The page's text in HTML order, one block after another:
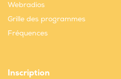
Webradios
Grille des programmes
Fréquences
Inscription